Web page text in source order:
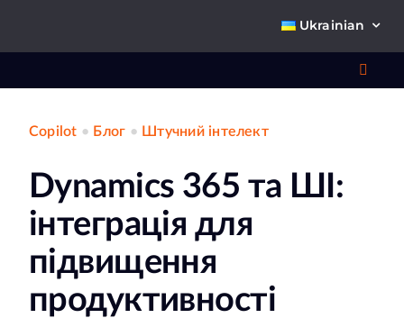
Ukrainian
Copilot • Блог • Штучний інтелект
Dynamics 365 та ШІ:
інтеграція для
підвищення
продуктивності